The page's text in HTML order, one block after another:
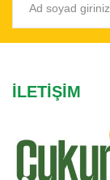
İLETIŞIM